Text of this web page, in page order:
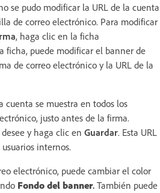
se pudo modificar la URL de la cuenta
de correo electrónico. Para modificar
, haga clic en la ficha
ficha, puede modificar el banner de
de correo electrónico y la URL de la
cuenta se muestra en todos los
justo antes de la firma.
y haga clic en Guardar. Esta URL
internos.
electrónico, puede cambiar el color
Fondo del banner. También puede